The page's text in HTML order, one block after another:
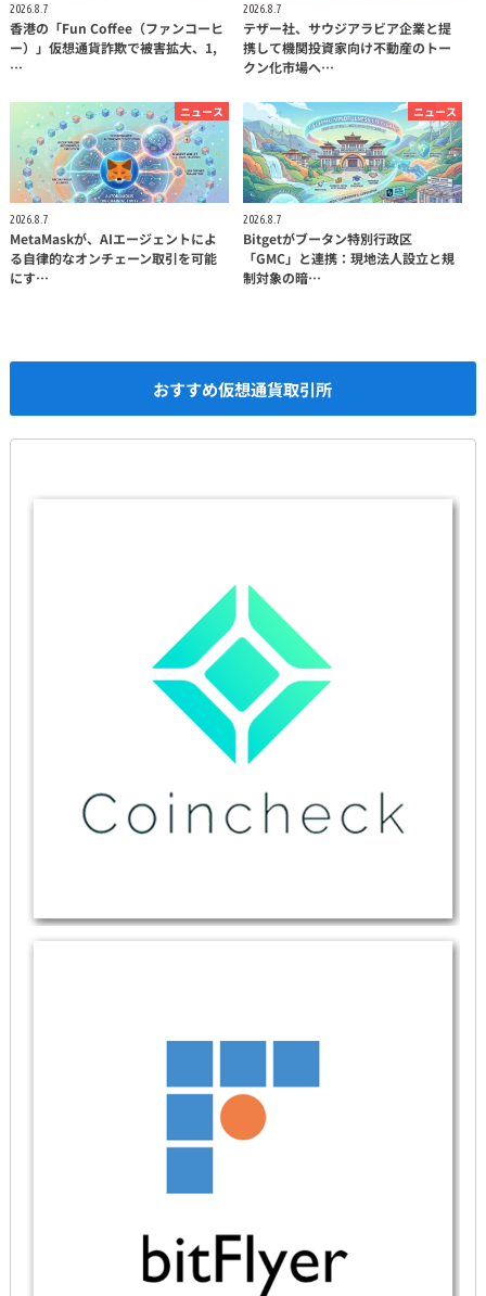
2026.8.7
香港の「Fun Coffee（ファンコーヒ
ー）」仮想通貨詐欺で被害拡大、1,
…
2026.8.7
テザー社、サウジアラビア企業と提
携して機関投資家向け不動産のトー
クン化市場へ…
ニュース
2026.8.7
MetaMaskが、AIエージェントによ
る自律的なオンチェーン取引を可能
にす…
ニュース
2026.8.7
Bitgetがブータン特別行政区
「GMC」と連携：現地法人設立と規
制対象の暗…
おすすめ仮想通貨取引所